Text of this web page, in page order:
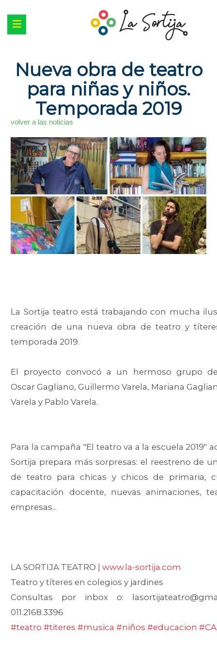
Nueva obra de teatro
para niñas y niños.
Temporada 2019
volver a las noticias
La Sortija teatro está trabajando con mucha
creación de una nueva obra de teatro y
temporada 2019.
El proyecto convocó a un hermoso grupo
Oscar Gagliano, Guillermo Varela, Mariana
Varela y Pablo Varela.
Para la campaña "El teatro va a la escuela 2019"
Sortija prepara más sorpresas: el reestreno de
de teatro para chicas y chicos de primaria,
capacitación docente, nuevas animaciones,
empresas...
LA SORTIJA TEATRO |www.la-sortija.com
Teatro y títeres en colegios y jardines
Consultas por inbox o:
011.2168.3396
#teatro #titeres #musica #niños #educacion